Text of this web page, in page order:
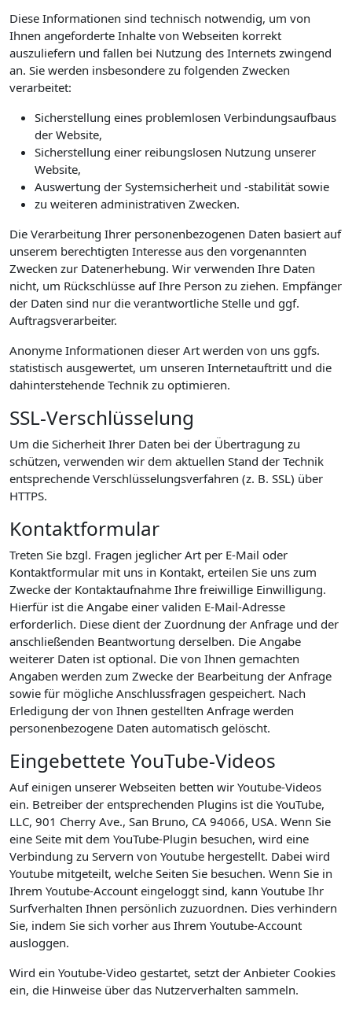
Diese Informationen sind technisch notwendig, um von
Ihnen angeforderte Inhalte von Webseiten korrekt
auszuliefern und fallen bei Nutzung des Internets zwingend
an. Sie werden insbesondere zu folgenden Zwecken
verarbeitet:
Sicherstellung eines problemlosen Verbindungsaufbaus
der Website,
Sicherstellung einer reibungslosen Nutzung unserer
Website,
Auswertung der Systemsicherheit und -stabilität sowie
zu weiteren administrativen Zwecken.
Die Verarbeitung Ihrer personenbezogenen Daten basiert auf
unserem berechtigten Interesse aus den vorgenannten
Zwecken zur Datenerhebung. Wir verwenden Ihre Daten
nicht, um Rückschlüsse auf Ihre Person zu ziehen. Empfänger
der Daten sind nur die verantwortliche Stelle und ggf.
Auftragsverarbeiter.
Anonyme Informationen dieser Art werden von uns ggfs.
statistisch ausgewertet, um unseren Internetauftritt und die
dahinterstehende Technik zu optimieren.
SSL-Verschlüsselung
Um die Sicherheit Ihrer Daten bei der Übertragung zu
schützen, verwenden wir dem aktuellen Stand der Technik
entsprechende Verschlüsselungsverfahren (z. B. SSL) über
HTTPS.
Kontaktformular
Treten Sie bzgl. Fragen jeglicher Art per E-Mail oder
Kontaktformular mit uns in Kontakt, erteilen Sie uns zum
Zwecke der Kontaktaufnahme Ihre freiwillige Einwilligung.
Hierfür ist die Angabe einer validen E-Mail-Adresse
erforderlich. Diese dient der Zuordnung der Anfrage und der
anschließenden Beantwortung derselben. Die Angabe
weiterer Daten ist optional. Die von Ihnen gemachten
Angaben werden zum Zwecke der Bearbeitung der Anfrage
sowie für mögliche Anschlussfragen gespeichert. Nach
Erledigung der von Ihnen gestellten Anfrage werden
personenbezogene Daten automatisch gelöscht.
Eingebettete YouTube-Videos
Auf einigen unserer Webseiten betten wir Youtube-Videos
ein. Betreiber der entsprechenden Plugins ist die YouTube,
LLC, 901 Cherry Ave., San Bruno, CA 94066, USA. Wenn Sie
eine Seite mit dem YouTube-Plugin besuchen, wird eine
Verbindung zu Servern von Youtube hergestellt. Dabei wird
Youtube mitgeteilt, welche Seiten Sie besuchen. Wenn Sie in
Ihrem Youtube-Account eingeloggt sind, kann Youtube Ihr
Surfverhalten Ihnen persönlich zuzuordnen. Dies verhindern
Sie, indem Sie sich vorher aus Ihrem Youtube-Account
ausloggen.
Wird ein Youtube-Video gestartet, setzt der Anbieter Cookies
ein, die Hinweise über das Nutzerverhalten sammeln.